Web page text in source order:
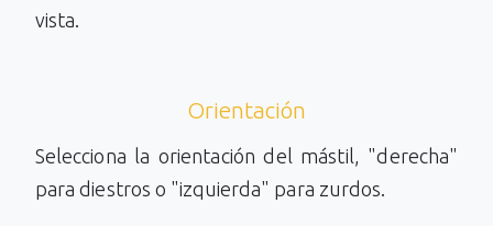
vista.
Orientación
Selecciona la orientación del mástil, "derecha"
para diestros o "izquierda" para zurdos.